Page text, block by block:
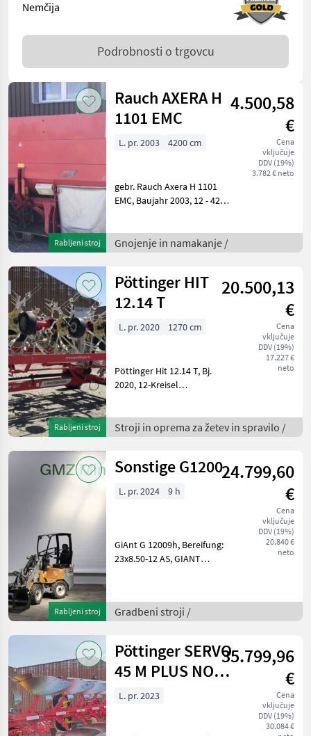
Nemčija
Podrobnosti o trgovcu
Rabljeni stroj
Rauch AXERA H
1101 EMC
4.500,58
€
Cena
vključuje
DDV (19%)
3.782 € neto
L. pr. 2003 4200 cm
gebr. Rauch Axera H 1101
EMC, Baujahr 2003, 12 - 42m
Aufsätzen, hydr. Antrieb,
Load Sensing, E-Bedienung
Gnojenje in namakanje /
Rabljeni stroj
Pöttinger HIT
12.14 T
20.500,13
€
Cena
vključuje
DDV (19%)
17.227 €
neto
L. pr. 2020 1270 cm
Pöttinger Hit 12.14 T, Bj.
2020, 12-Kreisel
Klappbar, hydr. Aushebung,
hydr. Grenzstreu,
Gelenkwelle, S
Stroji in oprema za žetev in spravilo /
Rabljeni stroj
Sonstige G120024.799,60
€
Cena
vključuje
DDV (19%)
20.840 €
neto
L. pr. 2024 9 h
GiAnt G 12009h, Bereifung:
23x8.50-12 AS, GIANT
(hydraulische Verriegelung),
ROPS / FOPS
Gelb / GIANT Grau /
Schwarz, 1x
Gradbeni stroji /
Pöttinger SERVO
45 M PLUS NOVA
FÜNFSCHAR
35.799,96
€
Cena
vključuje
DDV (19%)
30.084 €
L. pr. 2023